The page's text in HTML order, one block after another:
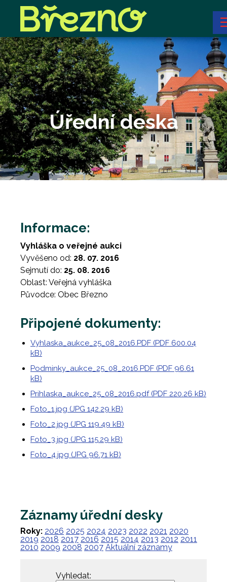
Úřední deska
Informace:
Vyhláška o veřejné aukci
Vyvěšeno od: 28. 07. 2016
Sejmutí do: 25. 08. 2016
Oblast: Veřejná vyhláška
Původce: Obec Březno
Připojené dokumenty:
Vyhlaska_aukce_25_08_2016.PDF (PDF 600.04
kB)
Podminky_aukce_25_08_2016.PDF (PDF 96.61
kB)
Prihlaska_aukce_25_08_2016.pdf (PDF 220.26 kB)
Foto_1.jpg (JPG 142.29 kB)
Foto_2.jpg (JPG 119.49 kB)
Foto_3.jpg (JPG 115.29 kB)
Foto_4.jpg (JPG 96.71 kB)
Záznamy úřední desky
Roky: 2026 2025 2024 2023 2022 2021 2020
2019 2018 2017 2016 2015 2014 2013 2012 2011
2010 2009 2008 2007 Aktuální záznamy
Vyhledat: